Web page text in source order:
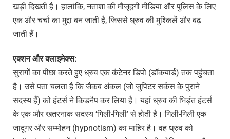
खड़ी दिखती है। हालांकि, नताशा की मौजूदगी मीडिया और पुलिस के लिए
एक और चर्चा का मुद्दा बन जाती है, जिससे ध्रुव की मुश्किलें और बढ़
जाती हैं।
एक्शनऔरक्लाइमेक्स:
सुरागों का पीछा करते हुए ध्रुव एक कंटेनर डिपो (डॉकयार्ड) तक पहुंचता
है। उसे पता चलता है कि जैकब अंकल (जो जुपिटर सर्कस के पुराने
सदस्य हैं) को हंटर्स ने किडनैप कर लिया है। यहां ध्रुव की भिड़ंत हंटर्स
के एक और खतरनाक सदस्य ‘गिली-गिली’ से होती है। गिली-गिली एक
जादूगर और सम्मोहन (hypnotism) का माहिर है। वह ध्रुव को